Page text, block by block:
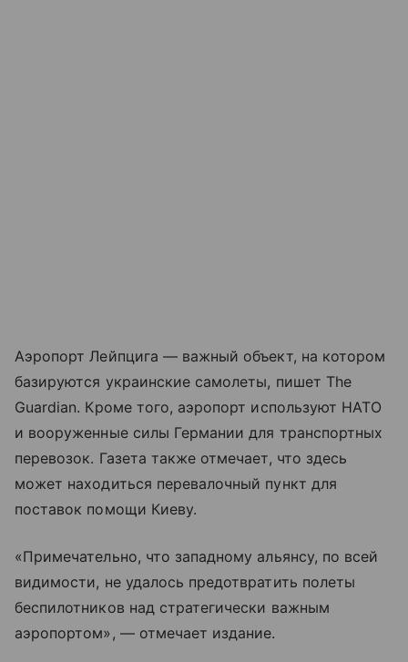
Аэропорт Лейпцига — важный объект, на котором
базируются украинские самолеты, пишет The
Guardian. Кроме того, аэропорт используют НАТО
и вооруженные силы Германии для транспортных
перевозок. Газета также отмечает, что здесь
может находиться перевалочный пункт для
поставок помощи Киеву.
«Примечательно, что западному альянсу, по всей
видимости, не удалось предотвратить полеты
беспилотников над стратегически важным
аэропортом», — отмечает издание.